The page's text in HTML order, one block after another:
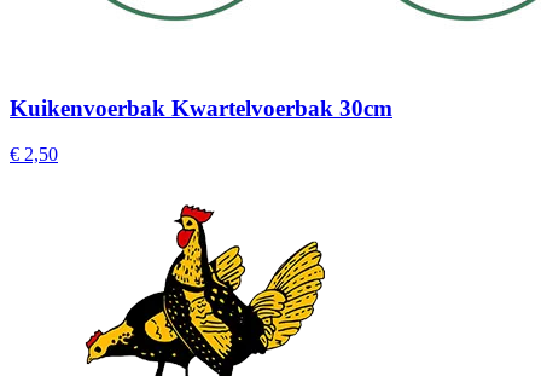
Kuikenvoerbak Kwartelvoerbak 30cm
€ 2,50